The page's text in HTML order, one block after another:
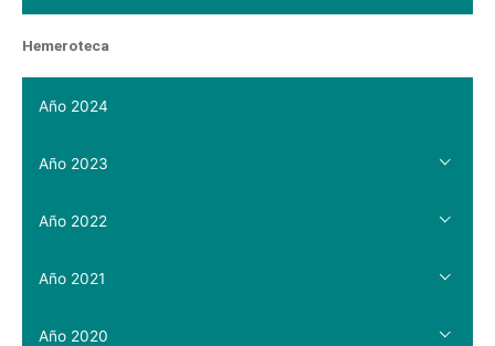
Hemeroteca
Año 2024
Año 2023
Año 2022
Año 2021
Año 2020